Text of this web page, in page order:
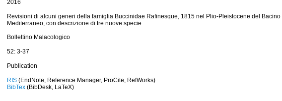
2016
Revisioni di alcuni generi della famiglia Buccinidae Rafinesque, 1815 nel Plio-Pleistocene del Bacino
Mediterraneo, con descrizione di tre nuove specie
Bollettino Malacologico
52: 3-37
Publication
RIS(EndNote, Reference Manager, ProCite, RefWorks)
BibTex(BibDesk, LaTeX)